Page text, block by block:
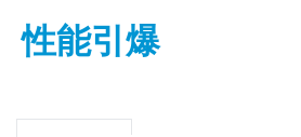
性能引爆